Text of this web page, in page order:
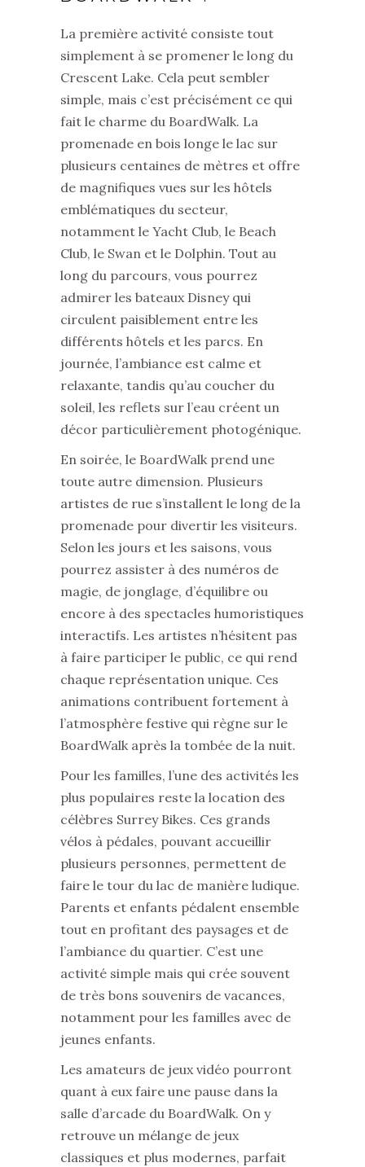
La première activité consiste tout
simplement à se promener le long du
Crescent Lake. Cela peut sembler
simple, mais c’est précisément ce qui
fait le charme du BoardWalk. La
promenade en bois longe le lac sur
plusieurs centaines de mètres et offre
de magnifiques vues sur les hôtels
emblématiques du secteur,
notamment le Yacht Club, le Beach
Club, le Swan et le Dolphin. Tout au
long du parcours, vous pourrez
admirer les bateaux Disney qui
circulent paisiblement entre les
différents hôtels et les parcs. En
journée, l’ambiance est calme et
relaxante, tandis qu’au coucher du
soleil, les reflets sur l’eau créent un
décor particulièrement photogénique.
En soirée, le BoardWalk prend une
toute autre dimension. Plusieurs
artistes de rue s’installent le long de la
promenade pour divertir les visiteurs.
Selon les jours et les saisons, vous
pourrez assister à des numéros de
magie, de jonglage, d’équilibre ou
encore à des spectacles humoristiques
interactifs. Les artistes n’hésitent pas
à faire participer le public, ce qui rend
chaque représentation unique. Ces
animations contribuent fortement à
l’atmosphère festive qui règne sur le
BoardWalk après la tombée de la nuit.
Pour les familles, l’une des activités les
plus populaires reste la location des
célèbres Surrey Bikes. Ces grands
vélos à pédales, pouvant accueillir
plusieurs personnes, permettent de
faire le tour du lac de manière ludique.
Parents et enfants pédalent ensemble
tout en profitant des paysages et de
l’ambiance du quartier. C’est une
activité simple mais qui crée souvent
de très bons souvenirs de vacances,
notamment pour les familles avec de
jeunes enfants.
Les amateurs de jeux vidéo pourront
quant à eux faire une pause dans la
salle d’arcade du BoardWalk. On y
retrouve un mélange de jeux
classiques et plus modernes, parfait